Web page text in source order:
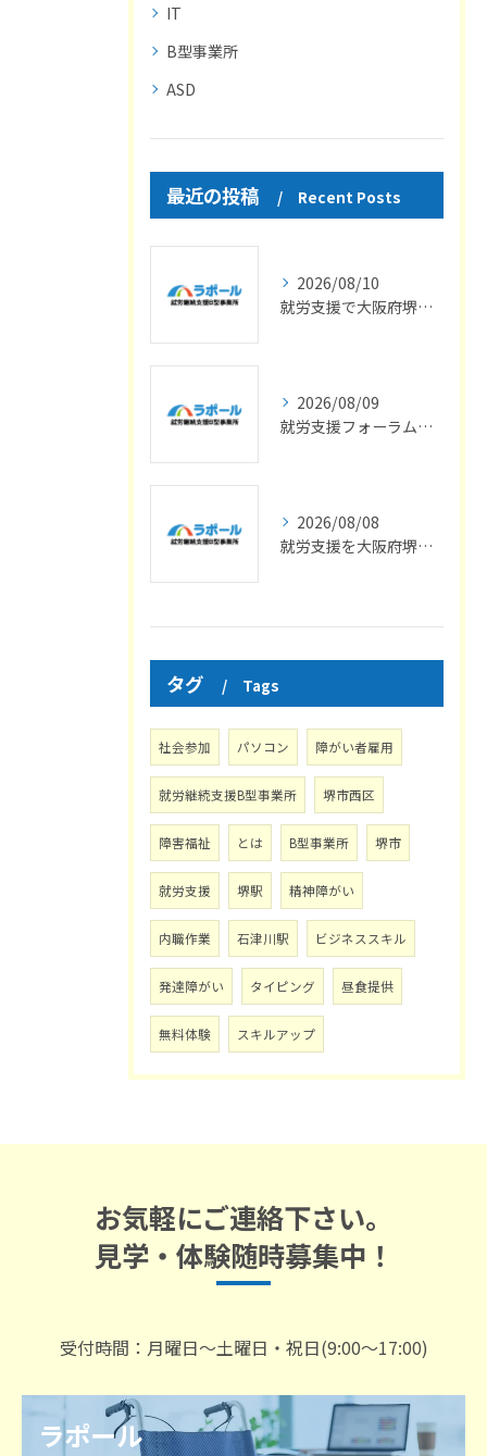
IT
B型事業所
ASD
最近の投稿 Recent Posts
2026/08/10
就労支援で大阪府堺市グレーゾーンの方が仕事の一歩を踏み出す方法
2026/08/09
就労支援フォーラムの最新情報と成果を知るためのポイント総まとめ
2026/08/08
就労支援を大阪府堺市で健常者が利用できる条件と実際の選択肢を徹底解説
タグ Tags
社会参加 パソコン 障がい者雇用
就労継続支援B型事業所 堺市西区
障害福祉 とは B型事業所 堺市
就労支援 堺駅 精神障がい
内職作業 石津川駅 ビジネススキル
発達障がい タイピング 昼食提供
無料体験 スキルアップ
お気軽にご連絡下さい。
見学・体験随時募集中！
受付時間：月曜日～土曜日・祝日(9:00～17:00)
ラポール